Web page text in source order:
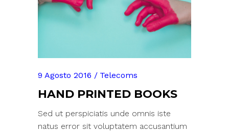
9 Agosto 2016 Telecoms
HAND PRINTED BOOKS
Sed ut perspiciatis unde omnis iste
natus error sit voluptatem accusantium